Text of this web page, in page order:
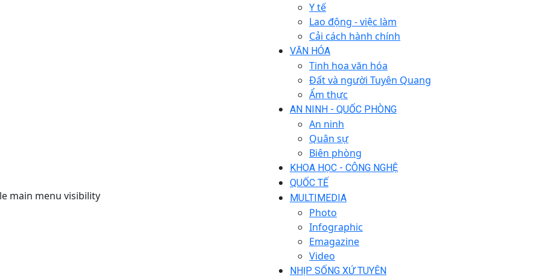
main menu visibility
Y tế
Lao động - việc làm
Cải cách hành chính
VĂN HÓA
Tinh hoa văn hóa
Đất và người Tuyên Quang
Ẩm thực
AN NINH - QUỐC PHÒNG
An ninh
Quân sự
Biên phòng
KHOA HỌC - CÔNG NGHỆ
QUỐC TẾ
MULTIMEDIA
Photo
Infographic
Emagazine
Video
NHỊP SỐNG XỨ TUYÊN